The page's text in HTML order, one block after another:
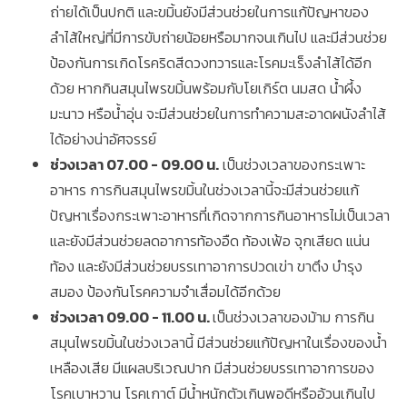
ถ่ายได้เป็นปกติ และขมิ้นยังมีส่วนช่วยในการแก้ปัญหาของ
ลำไส้ใหญ่ที่มีการขับถ่ายน้อยหรือมากจนเกินไป และมีส่วนช่วย
ป้องกันการเกิดโรคริดสีดวงทวารและโรคมะเร็งลำไส้ได้อีก
ด้วย หากกินสมุนไพรขมิ้นพร้อมกับโยเกิร์ต นมสด น้ำผึ้ง
มะนาว หรือน้ำอุ่น จะมีส่วนช่วยในการทำความสะอาดผนังลำไส้
ได้อย่างน่าอัศจรรย์
ช่วงเวลา 07.00 - 09.00 น.เป็นช่วงเวลาของกระเพาะ
อาหาร การกินสมุนไพรขมิ้นในช่วงเวลานี้จะมีส่วนช่วยแก้
ปัญหาเรื่องกระเพาะอาหารที่เกิดจากการกินอาหารไม่เป็นเวลา
และยังมีส่วนช่วยลดอาการท้องอืด ท้องเฟ้อ จุกเสียด แน่น
ท้อง และยังมีส่วนช่วยบรรเทาอาการปวดเข่า ขาตึง บำรุง
สมอง ป้องกันโรคความจำเสื่อมได้อีกด้วย
ช่วงเวลา 09.00 - 11.00 น.เป็นช่วงเวลาของม้าม การกิน
สมุนไพรขมิ้นในช่วงเวลานี้ มีส่วนช่วยแก้ปัญหาในเรื่องของน้ำ
เหลืองเสีย มีแผลบริเวณปาก มีส่วนช่วยบรรเทาอาการของ
โรคเบาหวาน โรคเกาต์ มีน้ำหนักตัวเกินพอดีหรืออ้วนเกินไป